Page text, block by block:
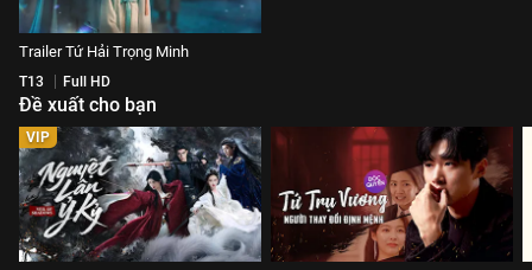
Trailer Tứ Hải Trọng Minh
T13 Full HD
Đề xuất cho bạn
VIP